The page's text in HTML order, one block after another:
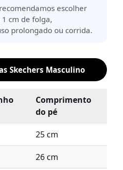
escolher
cm de folga,
prolongado ou corrida.
Skechers Masculino
Comprimento
do pé
25 cm
26 cm